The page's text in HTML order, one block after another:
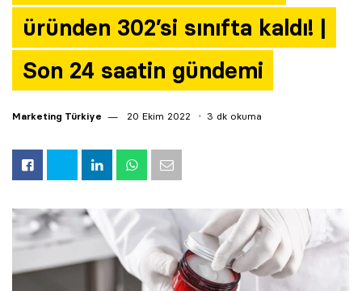
üründen 302’si sınıfta kaldı! |
Son 24 saatin gündemi
Marketing Türkiye 20 Ekim 2022 3 dk okuma